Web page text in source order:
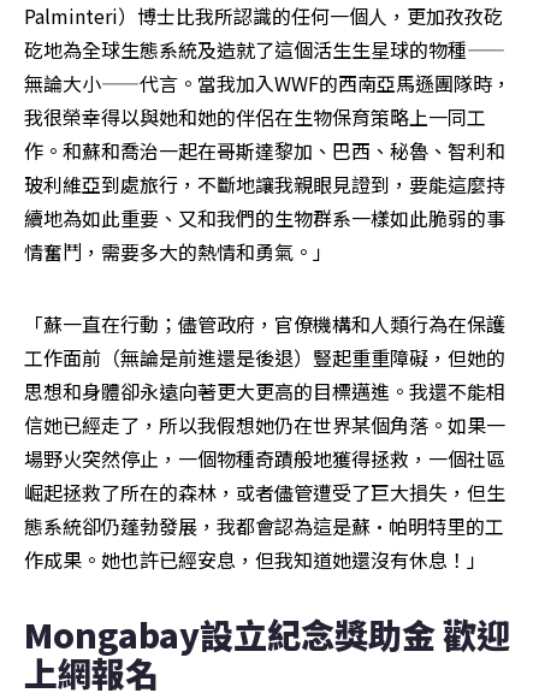
Palminteri）博士比我所認識的任何一個人，更加孜孜矻
矻地為全球生態系統及造就了這個活生生星球的物種——
無論大小——代言。當我加入WWF的西南亞馬遜團隊時，
我很榮幸得以與她和她的伴侶在生物保育策略上一同工
作。和蘇和喬治一起在哥斯達黎加、巴西、秘魯、智利和
玻利維亞到處旅行，不斷地讓我親眼見證到，要能這麼持
續地為如此重要、又和我們的生物群系一樣如此脆弱的事
情奮鬥，需要多大的熱情和勇氣。」
「蘇一直在行動；儘管政府，官僚機構和人類行為在保護
工作面前（無論是前進還是後退）豎起重重障礙，但她的
思想和身體卻永遠向著更大更高的目標邁進。我還不能相
信她已經走了，所以我假想她仍在世界某個角落。如果一
場野火突然停止，一個物種奇蹟般地獲得拯救，一個社區
崛起拯救了所在的森林，或者儘管遭受了巨大損失，但生
態系統卻仍蓬勃發展，我都會認為這是蘇·帕明特里的工
作成果。她也許已經安息，但我知道她還沒有休息！」
Mongabay設立紀念獎助金 歡迎
上網報名